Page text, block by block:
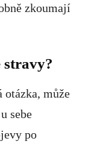
zkoumají
stravy?
otázka, může
sebe
po